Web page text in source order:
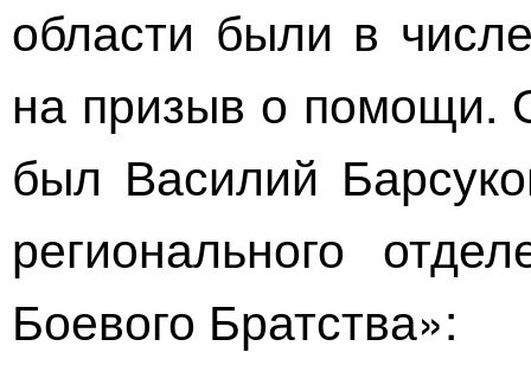
области были в
на призыв о помощи.
был Василий
регионального
Боевого Братства»: